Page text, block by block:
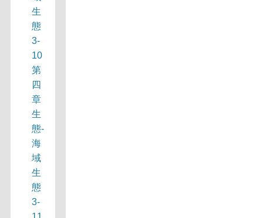
生
態
3-
10
第
四
章
生
態-
海
域
生
態
3-